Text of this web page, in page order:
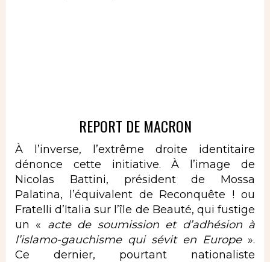
REPORT DE MACRON
À l’inverse, l’extrême droite identitaire
dénonce cette initiative. À l’image de
Nicolas Battini, président de Mossa
Palatina,
l’équivalent de Reconquête ! ou
Fratelli d’Italia sur l’île de Beauté, qui fustige
un « acte de soumission et d’adhésion à
l’islamo-gauchisme qui sévit en Europe ».
Ce dernier, pourtant nationaliste